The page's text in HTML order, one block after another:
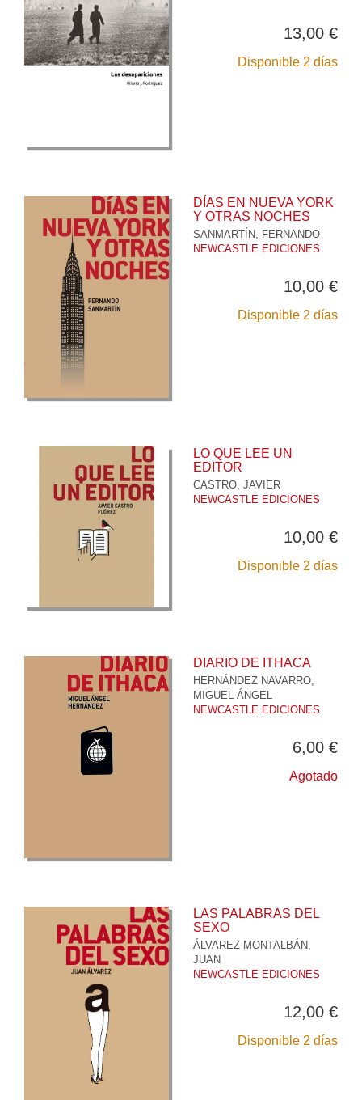
13,00 €
Disponible 2 días
DÍAS EN NUEVA YORK
Y OTRAS NOCHES
SANMARTÍN, FERNANDO
NEWCASTLE EDICIONES
10,00 €
Disponible 2 días
LO QUE LEE UN
EDITOR
CASTRO, JAVIER
NEWCASTLE EDICIONES
10,00 €
Disponible 2 días
DIARIO DE ITHACA
HERNÁNDEZ NAVARRO,
MIGUEL ÁNGEL
NEWCASTLE EDICIONES
6,00 €
Agotado
LAS PALABRAS DEL
SEXO
ÁLVAREZ MONTALBÁN,
JUAN
NEWCASTLE EDICIONES
12,00 €
Disponible 2 días